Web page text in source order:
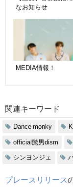
なお知らせ
MEDIA情報！
関連キーワード
Dance monky
official髭男dism
シンヨンジェ
プレースリリース